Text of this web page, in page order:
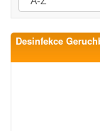
Desinfekce